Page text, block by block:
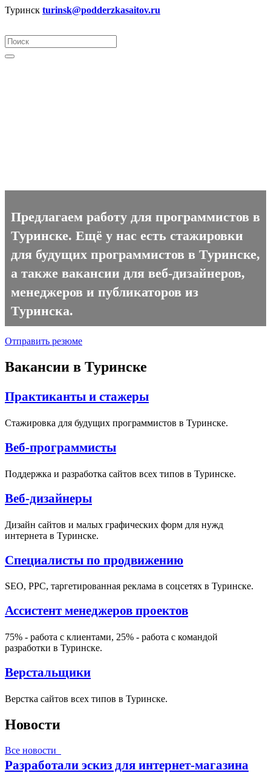
Туринск turinsk@podderzkasaitov.ru
Предлагаем работу для программистов в
Туринске. Ещё у нас есть стажировки
для будущих программистов в Туринске,
а также вакансии для веб-дизайнеров,
менеджеров и публикаторов из
Туринска.
Отправить резюме
Вакансии в Туринске
Практиканты и стажеры
Стажировка для будущих программистов в Туринске.
Веб-программисты
Поддержка и разработка сайтов всех типов в Туринске.
Веб-дизайнеры
Дизайн сайтов и малых графических форм для нужд
интернета в Туринске.
Специалисты по продвижению
SEO, PPC, таргетированная реклама в соцсетях в Туринске.
Ассистент менеджеров проектов
75% - работа с клиентами, 25% - работа с командой
разработки в Туринске.
Верстальщики
Верстка сайтов всех типов в Туринске.
Новости
Все новости
Разработали эскиз для интернет-магазина